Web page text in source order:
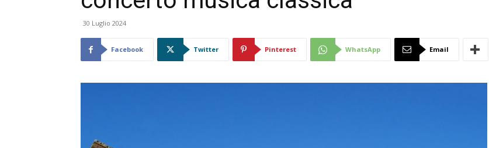
30 Luglio 2024
Facebook Twitter Pinterest WhatsApp Email